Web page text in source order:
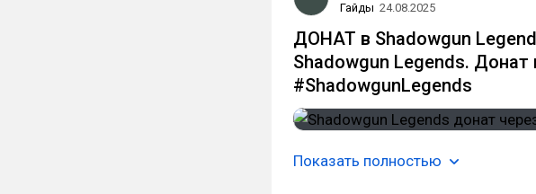
Гайды 24.08.2025
ДОНАТ в Shadowgun
Shadowgun Legends.
#ShadowgunLegends
Показать полностью